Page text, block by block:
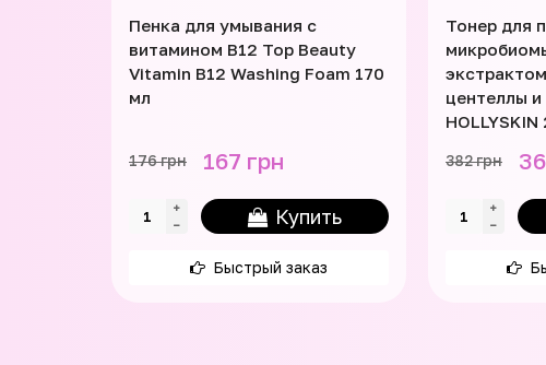
Пенка для умывания с
витамином B12 Top Beauty
Vitamin B12 Washing Foam 170
мл
176 грн 167 грн
Купить
Быстрый заказ
Тонер для
центеллы
382 грн